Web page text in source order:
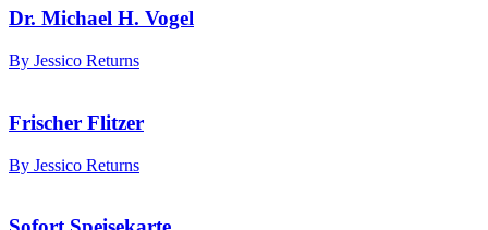
Dr. Michael H. Vogel
By Jessico Returns
Frischer Flitzer
By Jessico Returns